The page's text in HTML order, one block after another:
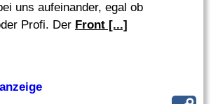
uns aufeinander, egal ob
Profi. Der Front [...]